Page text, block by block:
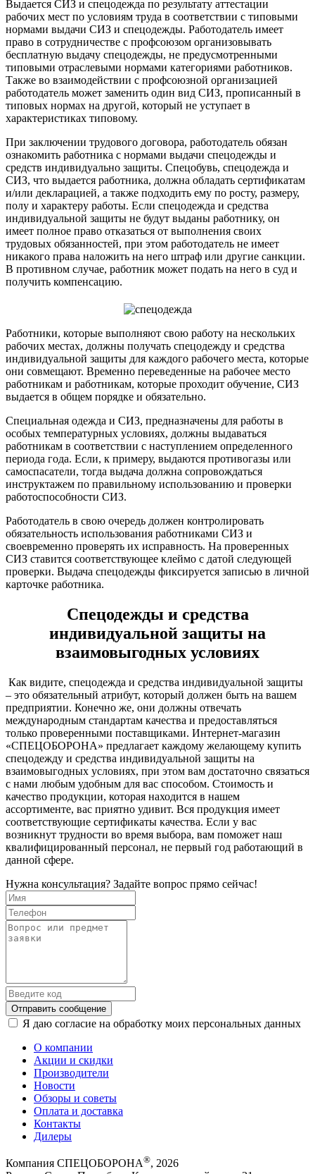
Выдается СИЗ и спецодежда по результату аттестации
рабочих мест по условиям труда в соответствии с типовыми
нормами выдачи СИЗ и спецодежды. Работодатель имеет
право в сотрудничестве с профсоюзом организовывать
бесплатную выдачу спецодежды, не предусмотренными
типовыми отраслевыми нормами категориями работников.
Также во взаимодействии с профсоюзной организацией
работодатель может заменить один вид СИЗ, прописанный в
типовых нормах на другой, который не уступает в
характеристиках типовому.
При заключении трудового договора, работодатель обязан
ознакомить работника с нормами выдачи спецодежды и
средств индивидуально защиты. Спецобувь, спецодежда и
СИЗ, что выдается работника, должна обладать сертификатам
и/или декларацией, а также подходить ему по росту, размеру,
полу и характеру работы. Если спецодежда и средства
индивидуальной защиты не будут выданы работнику, он
имеет полное право отказаться от выполнения своих
трудовых обязанностей, при этом работодатель не имеет
никакого права наложить на него штраф или другие санкции.
В противном случае, работник может подать на него в суд и
получить компенсацию.
Работники, которые выполняют свою работу на нескольких
рабочих местах, должны получать спецодежду и средства
индивидуальной защиты для каждого рабочего места, которые
они совмещают. Временно переведенные на рабочее место
работникам и работникам, которые проходит обучение, СИЗ
выдается в общем порядке и обязательно.
Специальная одежда и СИЗ, предназначены для работы в
особых температурных условиях, должны выдаваться
работникам в соответствии с наступлением определенного
периода года. Если, к примеру, выдаются противогазы или
самоспасатели, тогда выдача должна сопровождаться
инструктажем по правильному использованию и проверки
работоспособности СИЗ.
Работодатель в свою очередь должен контролировать
обязательность использования работниками СИЗ и
своевременно проверять их исправность. На проверенных
СИЗ ставится соответствующее клеймо с датой следующей
проверки. Выдача спецодежды фиксируется записью в личной
карточке работника.
Спецодежды и средства
индивидуальной защиты на
взаимовыгодных условиях
Как видите, спецодежда и средства индивидуальной защиты
– это обязательный атрибут, который должен быть на вашем
предприятии. Конечно же, они должны отвечать
международным стандартам качества и предоставляться
только проверенными поставщиками. Интернет-магазин
«СПЕЦОБОРОНА» предлагает каждому желающему купить
спецодежду и средства индивидуальной защиты на
взаимовыгодных условиях, при этом вам достаточно связаться
с нами любым удобным для вас способом. Стоимость и
качество продукции, которая находится в нашем
ассортименте, вас приятно удивит. Вся продукция имеет
соответствующие сертификаты качества. Если у вас
возникнут трудности во время выбора, вам поможет наш
квалифицированный персонал, не первый год работающий в
данной сфере.
Нужна консультация? Задайте вопрос прямо сейчас!
Отправить сообщение
Я даю согласие на обработку моих персональных данных
О компании
Акции и скидки
Производители
Новости
Обзоры и советы
Оплата и доставка
Контакты
Дилеры
Компания СПЕЦОБОРОНА®, 2026